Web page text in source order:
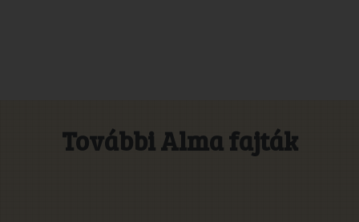
További Alma fajták